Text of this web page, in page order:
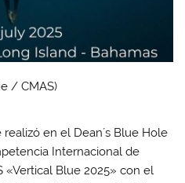
/ CMAS)
realizó en el Dean´s Blue Hole
Internacional de
«Vertical Blue 2025» con el